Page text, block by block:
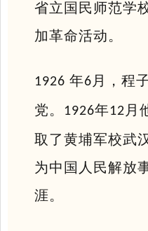
省立国民师范学
加革命活动。
1926 年6 月，程
党。
1926年12 月
取了黄埔军校武
为中国人民解放
涯。